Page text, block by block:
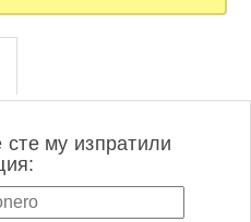
сте му изпратили